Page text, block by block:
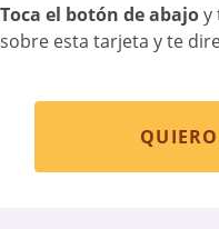
Toca el botón de abajoy
sobre esta tarjeta y te